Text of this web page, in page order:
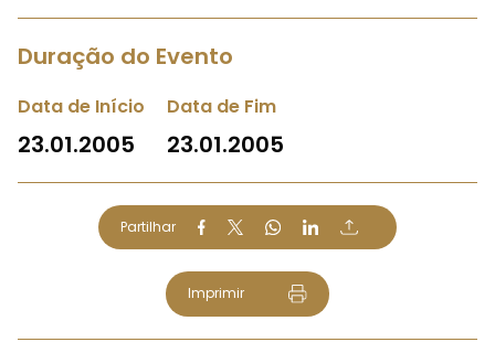
Duração do Evento
Data de Início
23.01.2005
Data de Fim
23.01.2005
Partilhar
Imprimir